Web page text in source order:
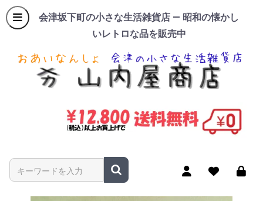
会津坂下町の小さな生活雑貨店 — 昭和の懐かし
いレトロな品を販売中
商品名やキーワードを入力